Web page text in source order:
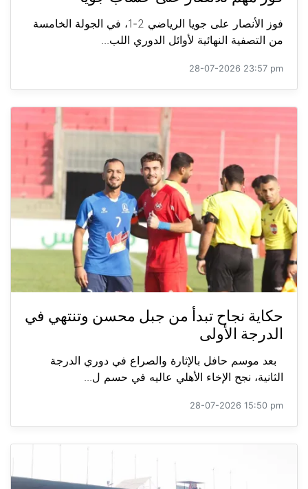
فوز الأنصار على جويا الرياضي 2-1، في الجولة الخامسة
من التصفية النهائية لأوائل الدوري اللب...
28-07-2026 23:57 pm
حكاية نجاح تبدأ من جبل محسن وتنتهي في
الدرجة الأولى
بعد موسم حافل بالإثارة والصراع في دوري الدرجة
الثانية، نجح الإخاء الأهلي عاليه في حسم ل...
28-07-2026 15:50 pm